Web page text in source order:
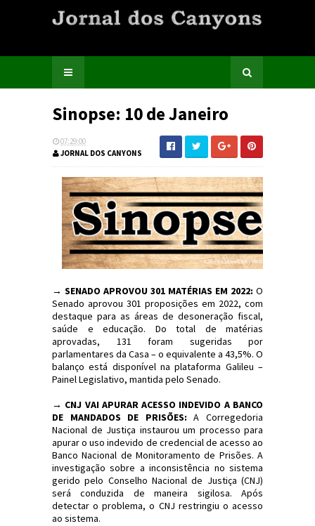
Sinopse: 10 de Janeiro
07:29:00
JORNAL DOS CANYONS
→ SENADO APROVOU 301 MATÉRIAS EM 2022: O
Senado aprovou 301 proposições em 2022, com
destaque para as áreas de desoneração fiscal,
saúde e educação. Do total de matérias
aprovadas, 131 foram sugeridas por
parlamentares da Casa – o equivalente a 43,5%. O
balanço está disponível na plataforma Galileu –
Painel Legislativo, mantida pelo Senado.
→ CNJ VAI APURAR ACESSO INDEVIDO A BANCO
DE MANDADOS DE PRISÕES: A Corregedoria
Nacional de Justiça instaurou um processo para
apurar o uso indevido de credencial de acesso ao
Banco Nacional de Monitoramento de Prisões. A
investigação sobre a inconsistência no sistema
gerido pelo Conselho Nacional de Justiça (CNJ)
será conduzida de maneira sigilosa. Após
detectar o problema, o CNJ restringiu o acesso
ao sistema.